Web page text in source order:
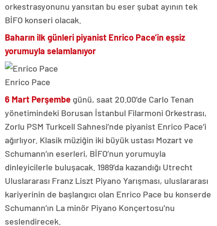
orkestrasyonunu yansıtan bu eser şubat ayının tek
BİFO konseri olacak.
Baharın ilk günleri piyanist Enrico Pace’in eşsiz
yorumuyla selamlanıyor
Enrico Pace
6 Mart Perşembe günü, saat 20.00’de Carlo Tenan
yönetimindeki Borusan İstanbul Filarmoni Orkestrası,
Zorlu PSM Turkcell Sahnesi’nde piyanist Enrico Pace’i
ağırlıyor. Klasik müziğin iki büyük ustası Mozart ve
Schumann’ın eserleri, BİFO’nun yorumuyla
dinleyicilerle buluşacak. 1989’da kazandığı Utrecht
Uluslararası Franz Liszt Piyano Yarışması, uluslararası
kariyerinin de başlangıcı olan Enrico Pace bu konserde
Schumann’ın La minör Piyano Konçertosu’nu
seslendirecek.